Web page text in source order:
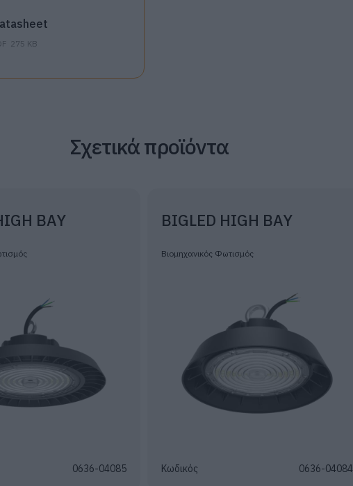
275 KB
Σχετικά προϊόντα
BAY
0636-04085
BIGLED HIGH BAY
Βιομηχανικός Φωτισμός
Κωδικός 0636-04084